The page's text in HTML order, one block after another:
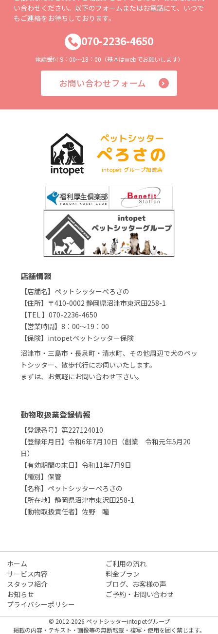
い合わせください。以下のフォームまたはお電話にて、いつで
もご連絡をお待ちしております。
070-2236-4650
電話受付 9：00～18：00（基本はwebでお願いします）
お問い合わせフォーム
店舗情報
【店舗名】ペットシッターぺろさの
【住所】〒410-0002 静岡県沼津市東沢田258-1
【TEL 】070-2236-4650
【営業時間】8：00～19：00
【保険】intopetペットシッター保険
沼津市・三島市・長泉町・清水町、その他周辺で犬のペッ
トシッター、散歩代行にお伺いいたします。
まずは、お気軽にお問い合わせ下さい。
動物取扱業登録情報
【登録番号】第227124010
【登録年月日】令和6年7月10日（創業 令和元年5月20
日）
【有効期間の末日】令和11年7月9日
【種別】保管
【名称】ペットシッターぺろさの
【所在地】静岡県沼津市東沢田258-1
【動物取扱責任者】佐野 瞳
ホーム
ご利用の流れ
サービス内容
料金プラン
スタッフ紹介
ブログ、お客様の声
お知らせ
ご予約・お問い合わせ
プライバシーポリシー
© 2012-2026 ペットシッターintopetグループ
掲載の内容・テキスト・画像等の無断転載・複写・使用を固く禁じます。